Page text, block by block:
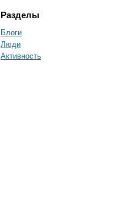
Разделы
Блоги
Люди
Активность